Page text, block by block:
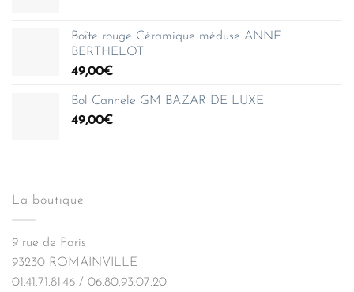
Boîte rouge Céramique méduse ANNE
BERTHELOT
49,00€
Bol Cannele GM BAZAR DE LUXE
49,00€
La boutique
9 rue de Paris
93230 ROMAINVILLE
01.41.71.81.46 / 06.80.93.07.20